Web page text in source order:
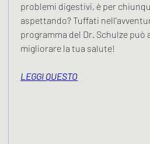
problemi digestivi, è per
aspettando? Tuffati
programma del Dr. Schulze
migliorare la tua salute!
LEGGI QUESTO